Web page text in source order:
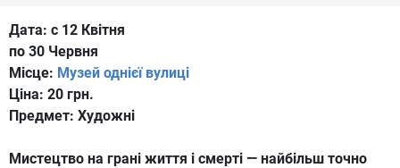
Дата: с 12 Квітня
по 30 Червня
Місце: Музей однієї вулиці
Ціна: 20 грн.
Предмет: Художні
Мистецтво на грані життя і смерті — найбільш точно